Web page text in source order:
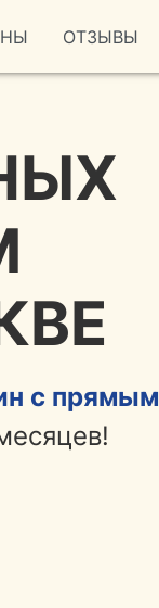
ОТЗЫВЫ
с прямым